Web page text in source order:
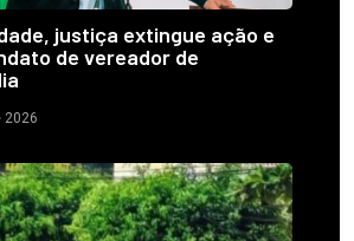
justiça extingue ação e
de vereador de
2026